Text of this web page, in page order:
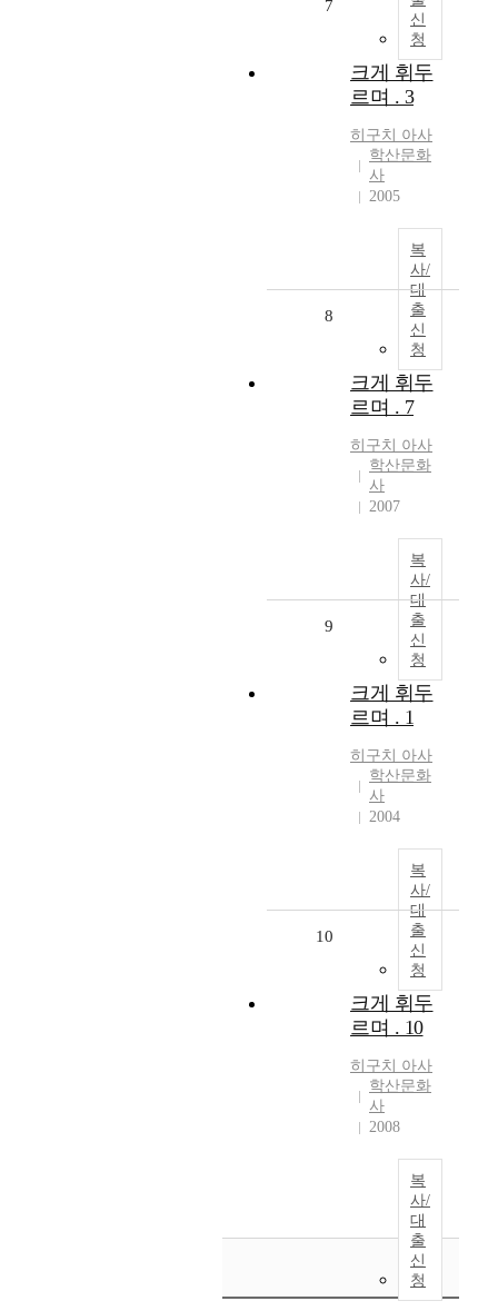
신
청
7
크게 휘두
르며 . 3
히구치
아사
학산문화
사
2005
복
사/
대
출
신
청
8
크게 휘두
르며 . 7
히구치
아사
학산문화
사
2007
복
사/
대
출
신
청
9
크게 휘두
르며 . 1
히구치
아사
학산문화
사
2004
복
사/
대
출
신
청
10
크게 휘두
르며 . 10
히구치
아사
학산문화
사
2008
복
사/
대
출
신
청